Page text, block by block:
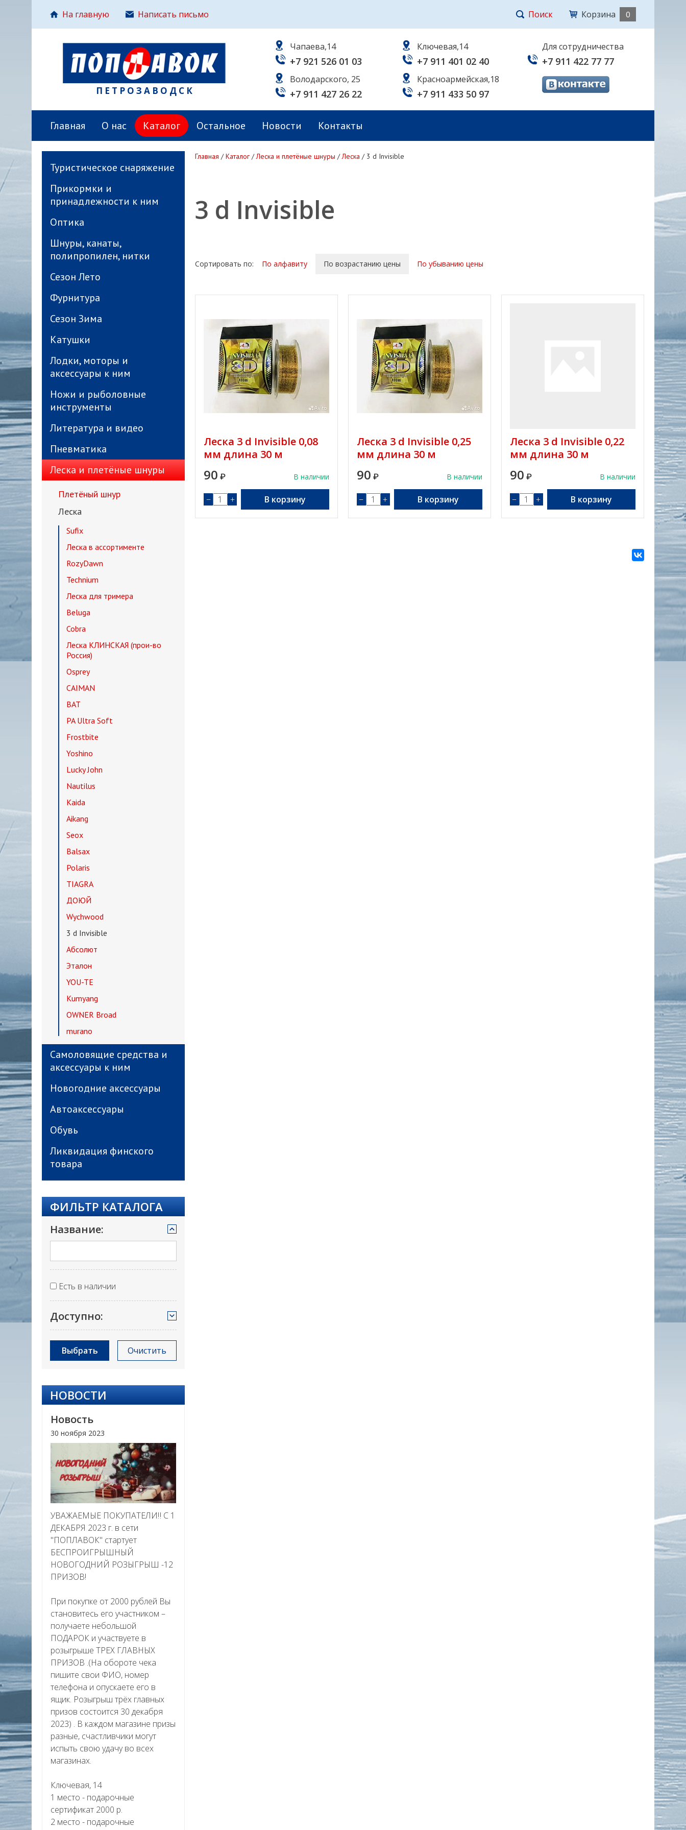
На главную Написать письмо Поиск Корзина 0
ПЕТРОЗАВОДСК
Чапаева,14
+7 921 526 01 03
Володарского, 25
+7 911 427 26 22
Ключевая,14
+7 911 401 02 40
Красноармейская,18
+7 911 433 50 97
Для сотрудничества
+7 911 422 77 77
Главная О нас Каталог Остальное Новости Контакты
Туристическое снаряжение
Прикормки и
принадлежности к ним
Оптика
Шнуры, канаты,
полипропилен, нитки
Сезон Лето
Фурнитура
Сезон Зима
Катушки
Лодки, моторы и
аксессуары к ним
Ножи и рыболовные
инструменты
Литература и видео
Пневматика
Леска и плетёные шнуры
Плетёный шнур
Леска
Sufix
Леска в ассортименте
RozyDawn
Technium
Леска для тримера
Beluga
Cobra
Леска КЛИНСКАЯ (прои-во
Россия)
Osprey
CAIMAN
BAT
PA Ultra Soft
Frostbite
Yoshino
Lucky John
Nautilus
Kaida
Aikang
Seox
Balsax
Polaris
TIAGRA
ДОЮЙ
Wychwood
3 d Invisible
Абсолют
Эталон
YOU-TE
Kumyang
OWNER Broad
murano
Самоловящие средства и
аксессуары к ним
Новогодние аксессуары
Автоаксессуары
Обувь
Ликвидация финского
товара
ФИЛЬТР КАТАЛОГА
Название:
Есть в наличии
Доступно:
Выбрать Очистить
НОВОСТИ
Новость
30 ноября 2023
УВАЖАЕМЫЕ ПОКУПАТЕЛИ‼ С 1
ДЕКАБРЯ 2023 г. в сети
"ПОПЛАВОК" стартует
БЕСПРОИГРЫШНЫЙ
НОВОГОДНИЙ РОЗЫГРЫШ -12
ПРИЗОВ!
При покупке от 2000 рублей Вы
становитесь его участником –
получаете небольшой
ПОДАРОК и участвуете в
розыгрыше ТРЕХ ГЛАВНЫХ
ПРИЗОВ .(На обороте чека
пишите свои ФИО, номер
телефона и опускаете его в
ящик. Розыгрыш трёх главных
призов состоится 30 декабря
2023) . В каждом магазине призы
разные, счастливчики могут
испыть свою удачу во всех
магазинах.
Ключевая, 14
1 место - подарочные
сертификат 2000 р.
2 место - подарочные
Главная /Каталог /Леска и плетёные шнуры /Леска / 3 d Invisible
3 d Invisible
Сортировать по: По алфавиту По возрастанию цены По убыванию цены
Леска 3 d Invisible 0,08
мм длина 30 м
90 ₽ В наличии
− + В корзину
Леска 3 d Invisible 0,25
мм длина 30 м
90 ₽ В наличии
− + В корзину
Леска 3 d Invisible 0,22
мм длина 30 м
90 ₽ В наличии
− + В корзину